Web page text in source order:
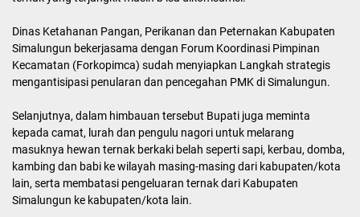
Dinas Ketahanan Pangan, Perikanan dan Peternakan Kabupaten
Simalungun bekerjasama dengan Forum Koordinasi Pimpinan
Kecamatan (Forkopimca) sudah menyiapkan Langkah strategis
mengantisipasi penularan dan pencegahan PMK di Simalungun.
Selanjutnya, dalam himbauan tersebut Bupati juga meminta
kepada camat, lurah dan pengulu nagori untuk melarang
masuknya hewan ternak berkaki belah seperti sapi, kerbau, domba,
kambing dan babi ke wilayah masing-masing dari kabupaten/kota
lain, serta membatasi pengeluaran ternak dari Kabupaten
Simalungun ke kabupaten/kota lain.